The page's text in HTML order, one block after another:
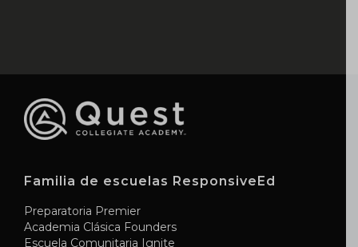
Familia de escuelas ResponsiveEd
Preparatoria Premier
Academia Clásica Founders
Escuela Comunitaria Ignite